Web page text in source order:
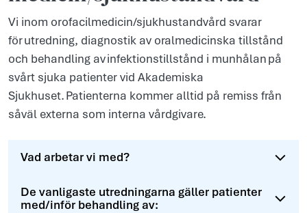
Vi inom orofacilmedicin/sjukhustandvård svarar
för utredning, diagnostik av oralmedicinska tillstånd
och behandling av infektionstillstånd i munhålan på
svårt sjuka patienter vid Akademiska
Sjukhuset. Patienterna kommer alltid på remiss från
såväl externa som interna vårdgivare.
Vad arbetar vi med?
De vanligaste utredningarna gäller patienter
med/inför behandling av: